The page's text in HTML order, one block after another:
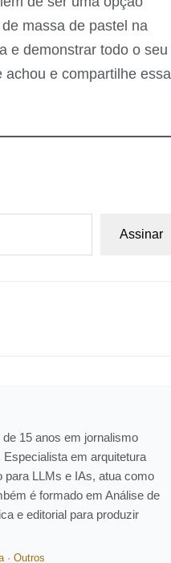
massa de pastel na
e demonstrar todo o seu
e compartilhe essa
Assinar
15 anos em jornalismo
em arquitetura
para LLMs e IAs, atua como
é formado em Análise de
e editorial para produzir
· Outros